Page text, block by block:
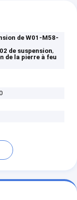
de W01-M58-
de suspension,
de la pierre à feu